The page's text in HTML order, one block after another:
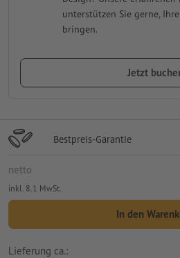
unterstützen Sie gerne,
bringen.
Jetzt
Bestpreis-Garantie
netto
inkl. 8.1 MwSt.
In den
Lieferung ca.: